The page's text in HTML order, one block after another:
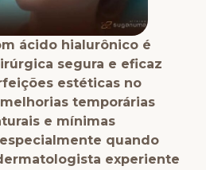
ácido hialurônico é
segura e eficaz
estéticas no
temporárias
e mínimas
quando
experiente